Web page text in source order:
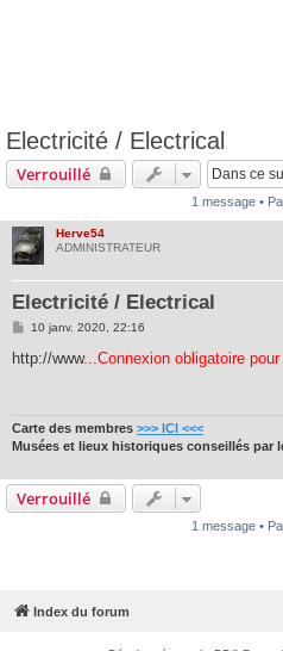
Electricité / Electrical
Verrouillé
1 message •
Herve54
ADMINISTRATEUR
Electricité / Electrical
M
s
s
10 janv. 2020, 22:16
http://www...Connexion obligatoire
Carte des membres >>> ICI <<<
Musées et lieux historiques conseillés par
Verrouillé
1 message •
Index du forum